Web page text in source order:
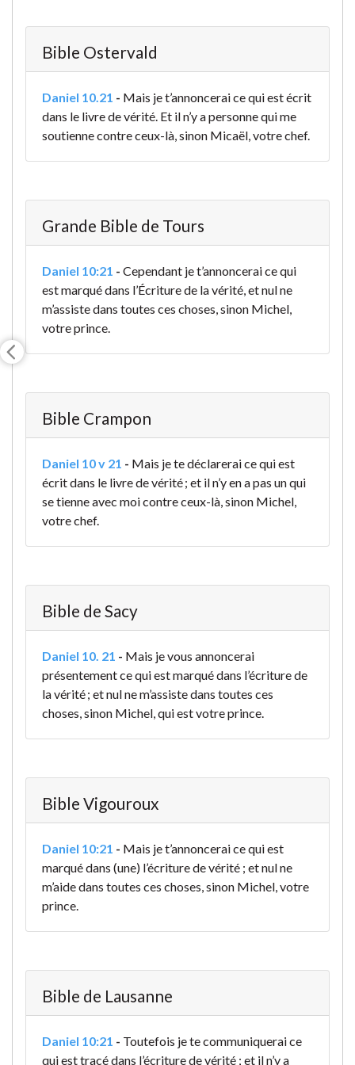
Bible Ostervald
Daniel 10.21 - Mais je t’annoncerai ce qui est écrit
dans le livre de vérité. Et il n’y a personne qui me
soutienne contre ceux-là, sinon Micaël, votre chef.
Grande Bible de Tours
Daniel 10:21 - Cependant je t’annoncerai ce qui
est marqué dans l’Écriture de la vérité, et nul ne
m’assiste dans toutes ces choses, sinon Michel,
votre prince.
Bible Crampon
Daniel 10 v 21 - Mais je te déclarerai ce qui est
écrit dans le livre de vérité ; et il n’y en a pas un qui
se tienne avec moi contre ceux-là, sinon Michel,
votre chef.
Bible de Sacy
Daniel 10. 21 - Mais je vous annoncerai
présentement ce qui est marqué dans l’écriture de
la vérité ; et nul ne m’assiste dans toutes ces
choses, sinon Michel, qui est votre prince.
Bible Vigouroux
Daniel 10:21 - Mais je t’annoncerai ce qui est
marqué dans (une) l’écriture de vérité ; et nul ne
m’aide dans toutes ces choses, sinon Michel, votre
prince.
Bible de Lausanne
Daniel 10:21 - Toutefois je te communiquerai ce
qui est tracé dans l’écriture de vérité ; et il n’y a